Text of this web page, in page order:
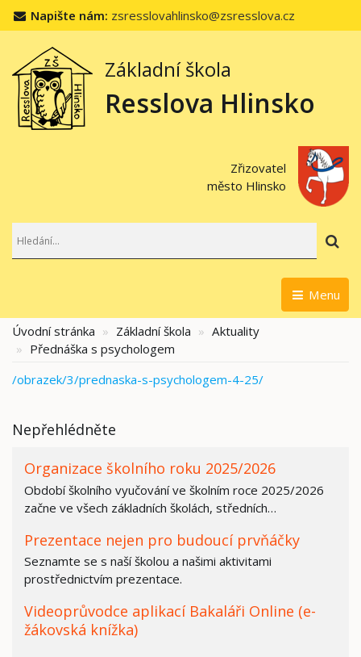
Napište nám: zsresslovahlinsko@zsresslova.cz
Základní škola
Resslova Hlinsko
Zřizovatel
město Hlinsko
Menu
Úvodní stránka Základní škola
Aktuality
Přednáška s psychologem
/obrazek/3/prednaska-s-psychologem-4-25/
Nepřehlédněte
Organizace školního roku 2025/2026
Období školního vyučování ve školním roce 2025/2026
začne ve všech základních školách, středních…
Prezentace nejen pro budoucí prvňáčky
Seznamte se s naší školou a našimi aktivitami
prostřednictvím prezentace.
Videoprůvodce aplikací Bakaláři Online (e-
žákovská knížka)